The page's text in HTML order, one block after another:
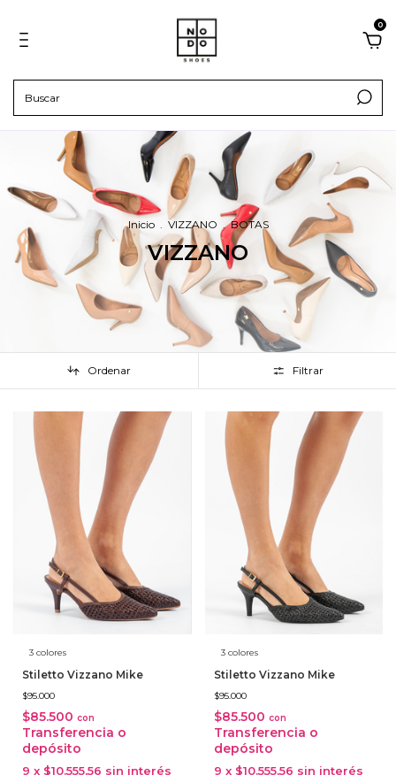
0
Inicio . VIZZANO . BOTAS
VIZZANO
Ordenar Filtrar
3 colores
Stiletto Vizzano Mike
$95.000
$85.500 con
Transferencia o
depósito
9 x $10.555,56 sin interés
3 colores
Stiletto Vizzano Mike
$95.000
$85.500 con
Transferencia o
depósito
9 x $10.555,56 sin interés